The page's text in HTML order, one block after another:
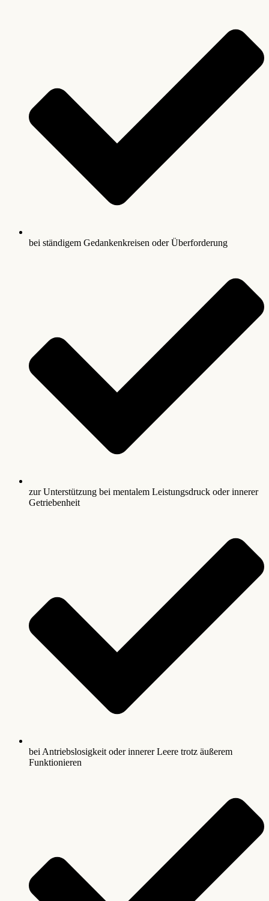
bei ständigem Gedankenkreisen oder Überforderung
zur Unterstützung bei mentalem Leistungsdruck oder innerer
Getriebenheit
bei Antriebslosigkeit oder innerer Leere trotz äußerem
Funktionieren